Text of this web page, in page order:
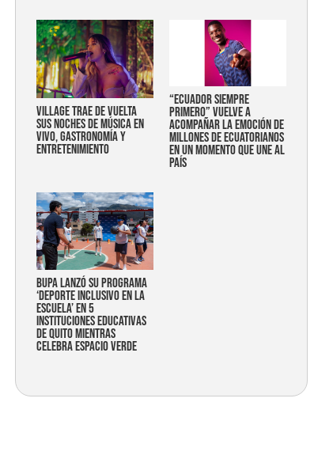
Village trae de vuelta
sus noches de música en
vivo, gastronomía y
entretenimiento
“Ecuador siempre
primero” vuelve a
acompañar la emoción de
millones de ecuatorianos
en un momento que une al
país
Bupa lanzó su programa
‘Deporte Inclusivo en la
Escuela’ en 5
instituciones educativas
de Quito mientras
celebra espacio verde